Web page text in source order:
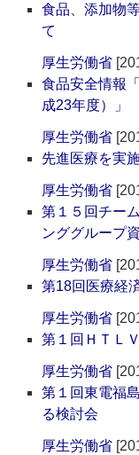
食品、添加物
て
厚生労働省
食品安全情報
成23年度）」
厚生労働省
先進医療を実
厚生労働省
第１５回チー
ンググループ
厚生労働省
第18回医療経
厚生労働省
第１回ＨＴＬ
厚生労働省
第１回東電福
る検討会
厚生労働省